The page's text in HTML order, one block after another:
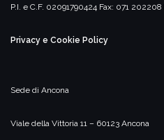
P.I. e C.F. 02091790424 Fax: 071 202208
Privacy e Cookie Policy
Sede di Ancona
Viale della Vittoria 11 – 60123 Ancona